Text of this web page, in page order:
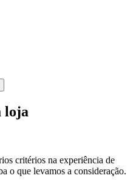
loja
critérios na experiência de
o que levamos a consideração.